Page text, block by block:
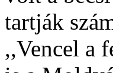
tartják
,,Vencel a